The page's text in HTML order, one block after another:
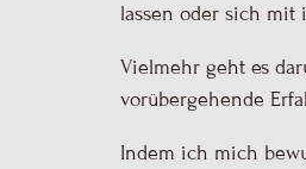
lassen oder sich mit
Vielmehr geht es
vorübergehende
Indem ich mich